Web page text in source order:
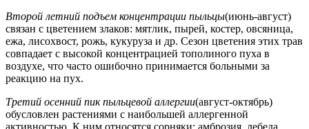
Второй летний подъем концентрации пыльцы(июнь-август)
связан с цветением злаков: мятлик, пырей, костер, овсяница,
ежа, лисохвост, рожь, кукуруза и др. Сезон цветения этих трав
совпадает с высокой концентрацией тополиного пуха в
воздухе, что часто ошибочно принимается больными за
реакцию на пух.
Третий осенний пик пыльцевой аллергии(август-октябрь)
обусловлен растениями с наибольшей аллергенной